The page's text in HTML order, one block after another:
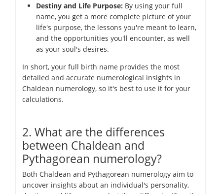
Destiny and Life Purpose: By using your full
name, you get a more complete picture of your
life's purpose, the lessons you're meant to learn,
and the opportunities you'll encounter, as well
as your soul's desires.
In short, your full birth name provides the most
detailed and accurate numerological insights in
Chaldean numerology, so it's best to use it for your
calculations.
2. What are the differences
between Chaldean and
Pythagorean numerology?
Both Chaldean and Pythagorean numerology aim to
uncover insights about an individual's personality,